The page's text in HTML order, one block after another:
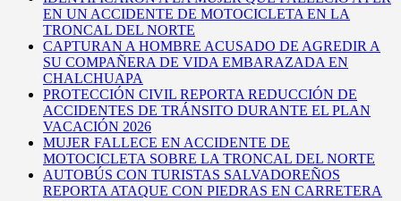
EN UN ACCIDENTE DE MOTOCICLETA EN LA
TRONCAL DEL NORTE
CAPTURAN A HOMBRE ACUSADO DE AGREDIR A
SU COMPAÑERA DE VIDA EMBARAZADA EN
CHALCHUAPA
PROTECCIÓN CIVIL REPORTA REDUCCIÓN DE
ACCIDENTES DE TRÁNSITO DURANTE EL PLAN
VACACIÓN 2026
MUJER FALLECE EN ACCIDENTE DE
MOTOCICLETA SOBRE LA TRONCAL DEL NORTE
AUTOBÚS CON TURISTAS SALVADOREÑOS
REPORTA ATAQUE CON PIEDRAS EN CARRETERA